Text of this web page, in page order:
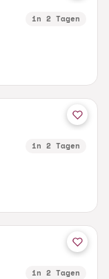
in 2 Tagen
in 2 Tagen
in 2 Tagen